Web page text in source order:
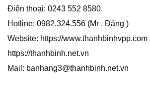
Điện thoại: 0243 552 8580.
Hotline: 0982.324.556 (Mr . Đăng )
Website: https://www.thanhbinhvpp.com |
https://thanhbinh.net.vn
Mail: banhang3@thanhbinh.net.vn